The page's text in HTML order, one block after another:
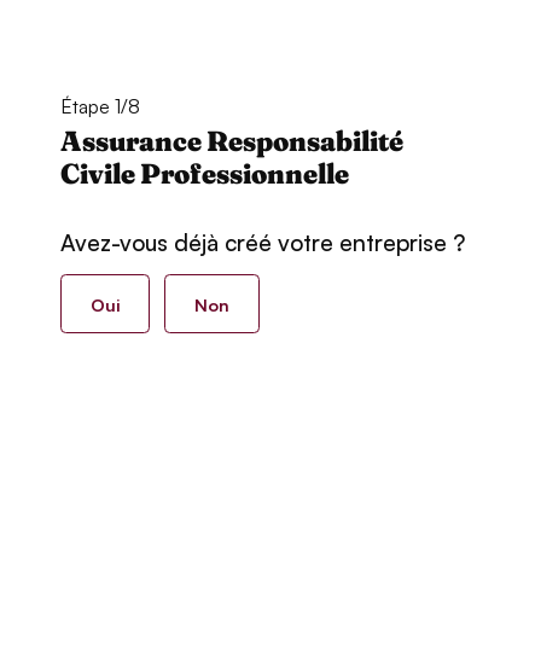
Étape 1/8
Assurance Responsabilité
Civile Professionnelle
Avez-vous déjà créé votre entreprise ?
Oui Non